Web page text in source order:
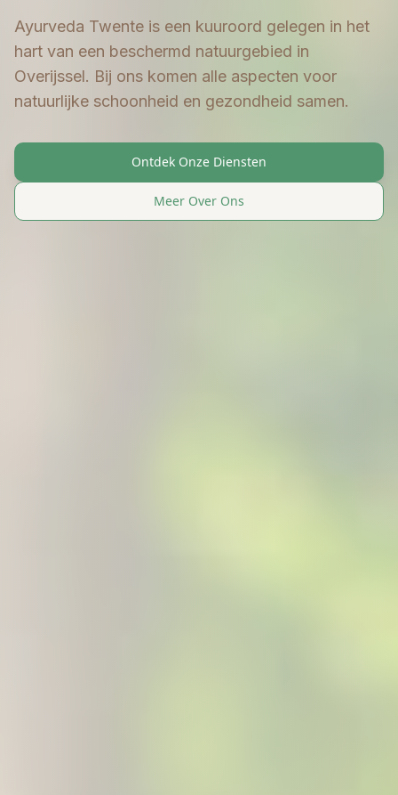
Ayurveda Twente is een kuuroord gelegen in het
hart van een beschermd natuurgebied in
Overijssel. Bij ons komen alle aspecten voor
natuurlijke schoonheid en gezondheid samen.
Ontdek Onze Diensten
Meer Over Ons